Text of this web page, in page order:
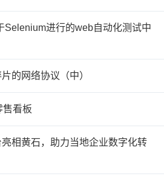
Selenium进行的web自动化测试中
的网络协议（中）
售看板
相黄石，助力当地企业数字化转